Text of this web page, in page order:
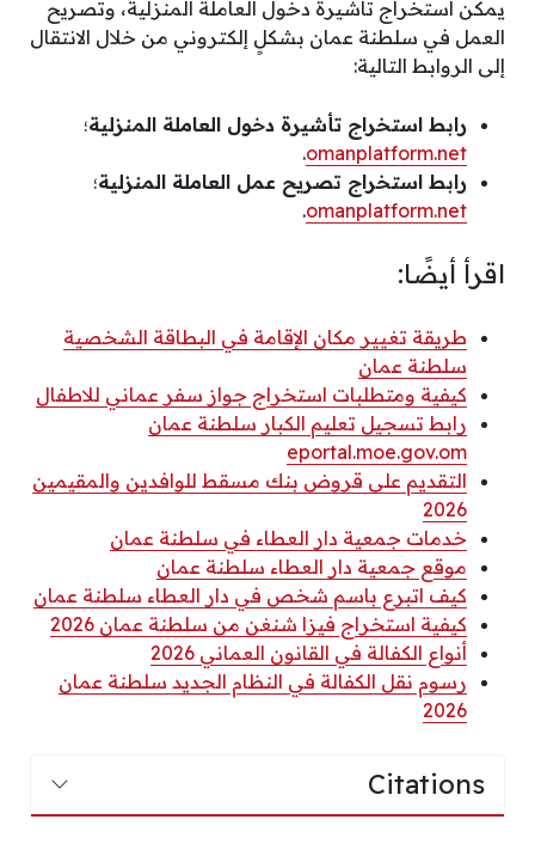
يمكن استخراج تأشيرة دخول العاملة المنزلية، وتصريح
العمل في سلطنة عمان بشكلٍ إلكتروني من خلال الانتقال
إلى الروابط التالية:
رابط استخراج تأشيرة دخول العاملة المنزلية؛
omanplatform.net
.
رابط استخراج تصريح عمل العاملة المنزلية؛
omanplatform.net
.
اقرأ أيضًا:
طريقة تغيير مكان الإقامة في البطاقة الشخصية
سلطنة عمان
كيفية ومتطلبات استخراج جواز سفر عماني للاطفال
رابط تسجيل تعليم الكبار سلطنة عمان
eportal.moe.gov.om
التقديم على قروض بنك مسقط للوافدين والمقيمين
2026
خدمات جمعية دار العطاء في سلطنة عمان
موقع جمعية دار العطاء سلطنة عمان
كيف اتبرع باسم شخص في دار العطاء سلطنة عمان
كيفية استخراج فيزا شنغن من سلطنة عمان 2026
أنواع الكفالة في القانون العماني 2026
رسوم نقل الكفالة في النظام الجديد سلطنة عمان
2026
Citations